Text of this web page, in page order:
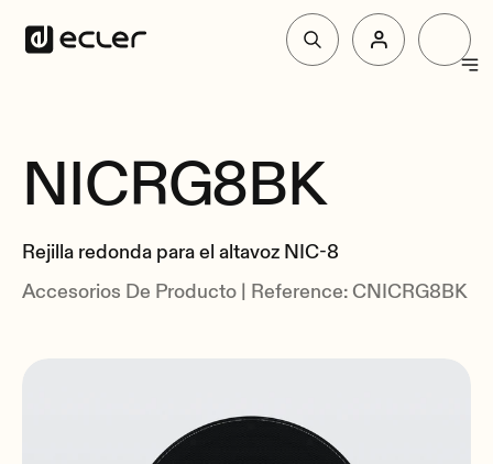
Soluciones
Por qué Ecler
Resumen
NICRG8BK
Rejilla redonda para el altavoz NIC-8
Accesorios De Producto | Reference: CNICRG8BK